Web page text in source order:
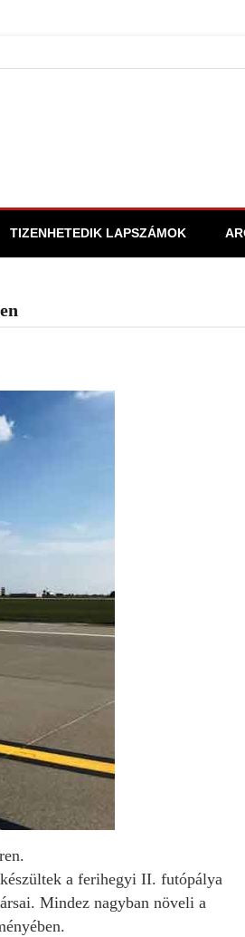
TIZENHETEDIK LAPSZÁMOK
a ferihegyi II. futópálya
Mindez nagyban növeli a